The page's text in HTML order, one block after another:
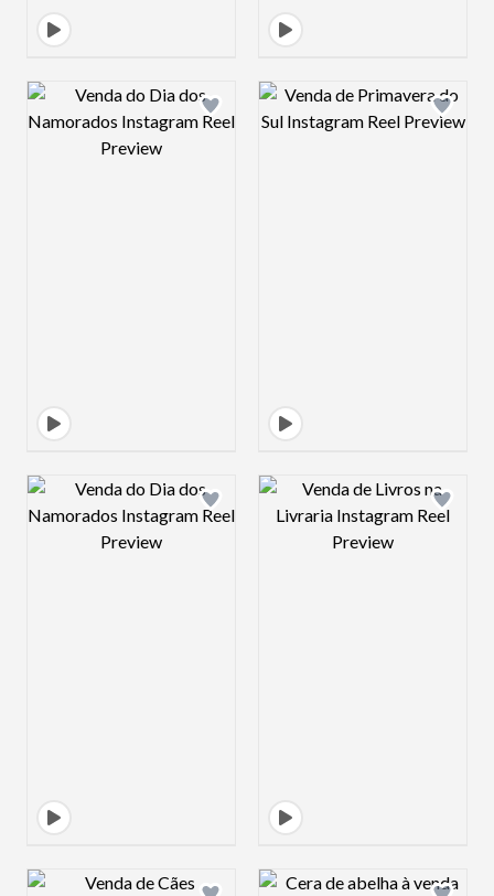
Design preview image Design preview
Design preview image Design preview
Design preview image Design preview